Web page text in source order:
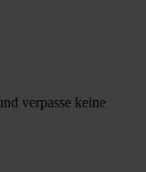
verpasse keine